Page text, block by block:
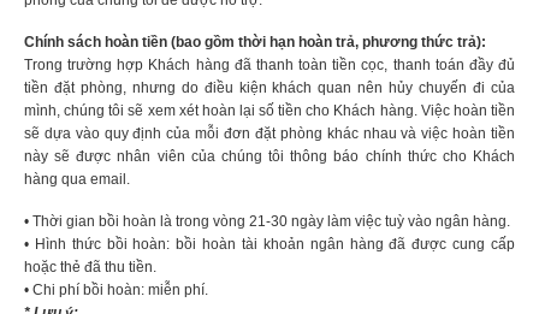
Chính sách hoàn tiền (bao gồm thời hạn hoàn trả, phương thức trả):
Trong trường hợp Khách hàng đã thanh toàn tiền cọc, thanh toán đầy đủ
tiền đặt phòng, nhưng do điều kiện khách quan nên hủy chuyến đi của
mình, chúng tôi sẽ xem xét hoàn lại số tiền cho Khách hàng. Việc hoàn tiền
sẽ dựa vào quy định của mỗi đơn đặt phòng khác nhau và việc hoàn tiền
này sẽ được nhân viên của chúng tôi thông báo chính thức cho Khách
hàng qua email.
• Thời gian bồi hoàn là trong vòng 21-30 ngày làm việc tuỳ vào ngân hàng.
• Hình thức bồi hoàn: bồi hoàn tài khoản ngân hàng đã được cung cấp
hoặc thẻ đã thu tiền.
• Chi phí bồi hoàn: miễn phí.